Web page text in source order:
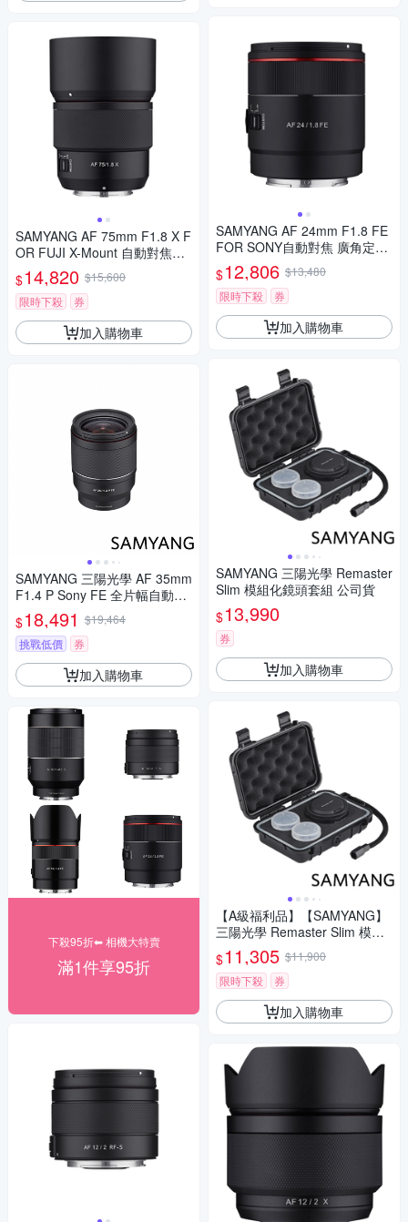
SAMYANG AF 75mm F1.8 X F
OR FUJI X-Mount 自動對焦鏡
頭 公司貨
$14,820 $15,600
限時下殺
券
加入購物車
SAMYANG 三陽光學 AF 35mm
F1.4 P Sony FE 全片幅自動對
焦鏡頭 公司貨
$18,491 $19,464
挑戰低價
券
加入購物車
下殺95折⬅︎ 相機大特賣
滿1件享95折
SAMYANG AF 24mm F1.8 FE
FOR SONY自動對焦 廣角定焦
鏡頭 (公司貨)
$12,806 $13,480
限時下殺
券
加入購物車
SAMYANG 三陽光學 Remaster
Slim 模組化鏡頭套組 公司貨
$13,990
券
加入購物車
【A級福利品】【SAMYANG】
三陽光學 Remaster Slim 模組
化鏡頭套組 公司貨
$11,305 $11,900
限時下殺
券
加入購物車